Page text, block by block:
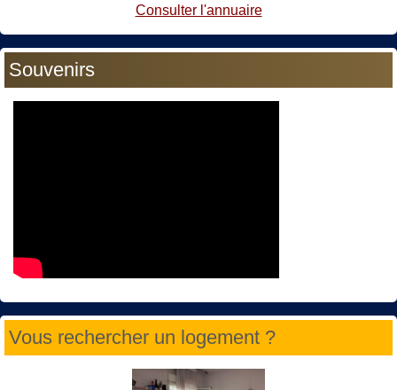
Consulter l'annuaire
Souvenirs
Vous rechercher un logement ?